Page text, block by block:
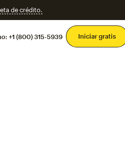
de crédito.
+1 (800) 315-5939 Iniciar gratis